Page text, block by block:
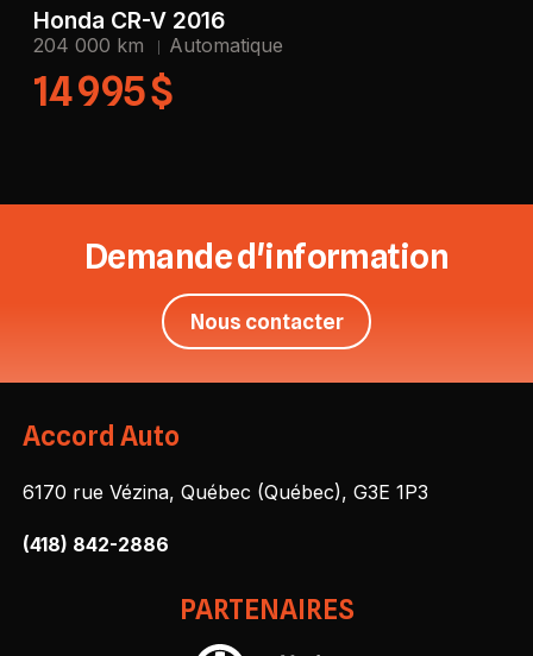
Honda CR-V 2016
204 000 km Automatique
14 995 $
Demande d'information
Nous contacter
Accord Auto
6170 rue Vézina, Québec (Québec), G3E 1P3
(418) 842-2886
PARTENAIRES